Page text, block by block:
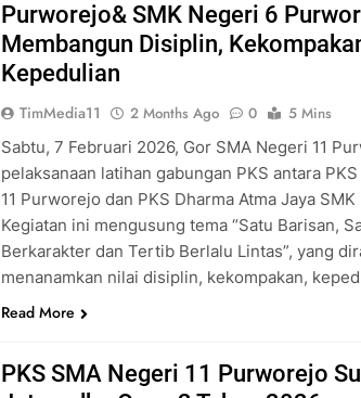
Purworejo& SMK Negeri 6
Membangun Disiplin,
Kepedulian
TimMedia11 2 Months Ago 0
5 Mins
Sabtu, 7 Februari 2026, Gor SMA Negeri 11
pelaksanaan latihan gabungan PKS antara
11 Purworejo dan PKS Dharma Atma Jaya
Kegiatan ini mengusung tema “Satu Barisan,
Berkarakter dan Tertib Berlalu Lintas”, yang
menanamkan nilai disiplin, kekompakan,
Read More
PKS SMA Negeri 11 Purworejo